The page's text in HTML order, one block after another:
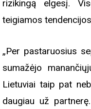
rizikingą elgesį.
teigiamos
„Per pastaruosius
sumažėjo
Lietuviai taip pat
daugiau už